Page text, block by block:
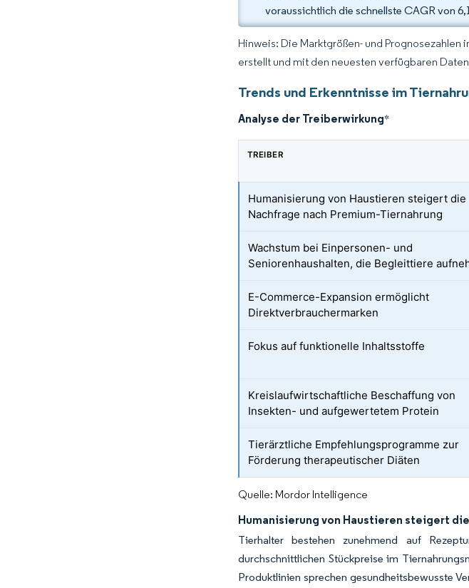
voraussichtlich die schnellste CAGR von
Hinweis: Die Marktgrößen- und
erstellt und mit den neuesten verfügbaren
Trends und Erkenntnisse im
Analyse der Treiberwirkung*
TREIBER
Humanisierung von Haustieren steigert die
Nachfrage nach Premium-Tiernahrung
Wachstum bei Einpersonen- und
Seniorenhaushalten, die Begleittiere
E-Commerce-Expansion ermöglicht
Direktverbrauchermarken
Fokus auf funktionelle Inhaltsstoffe
Kreislaufwirtschaftliche Beschaffung von
Insekten- und aufgewertetem Protein
Tierärztliche Empfehlungsprogramme zur
Förderung therapeutischer Diäten
Quelle: Mordor Intelligence
Humanisierung von Haustieren steigert
Tierhalter bestehen zunehmend auf
durchschnittlichen Stückpreise im
Produktlinien sprechen gesundheitsbewusste